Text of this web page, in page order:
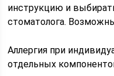
инструкцию и
стоматолога.
Аллергия при
отдельных